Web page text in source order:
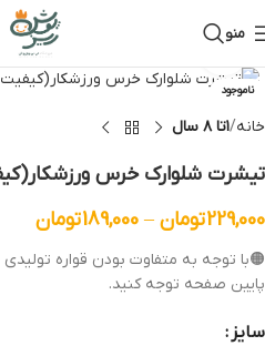
منو
ناموجود
خانه ۱تا ۸ سال
تیشرت شلوارک خرس
229,000تومان –
189,000تومان
🟠با توجه به متفاوت بودن قواره
پایین صفحه توجه کنید.
سایز